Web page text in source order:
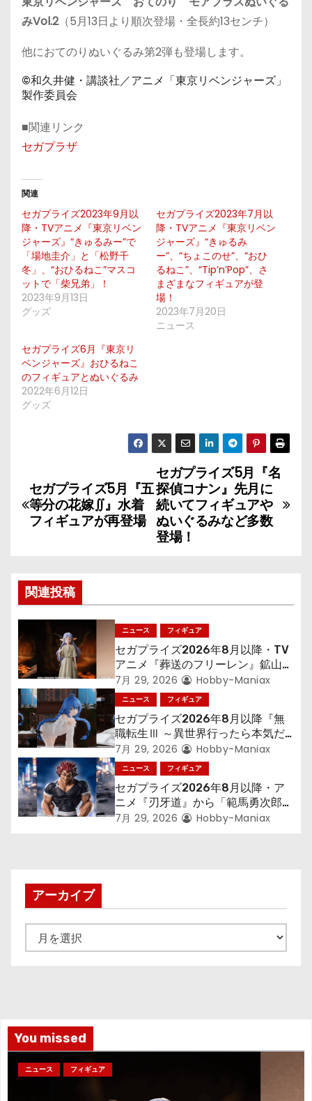
みVol.2（5月13日より順次登場・全長約13センチ）
他におてのりぬいぐるみ第2弾も登場します。
©和久井健・講談社／アニメ「東京リベンジャーズ」
製作委員会
■関連リンク
セガプラザ
関連
セガプライズ2023年9月以
降・TVアニメ『東京リベン
ジャーズ』“きゅるみー”で
「場地圭介」と「松野千
冬」、“おひるねこ”マスコ
ットで「柴兄弟」！
2023年9月13日
グッズ
セガプライズ2023年7月以
降・TVアニメ『東京リベン
ジャーズ』“きゅるみ
ー”、“ちょこのせ”、“おひ
るねこ”、“Tip’n’Pop”、さ
まざまなフィギュアが登
場！
2023年7月20日
ニュース
セガプライズ6月『東京リ
ベンジャーズ』おひるねこ
のフィギュアとぬいぐるみ
2022年6月12日
グッズ
投
稿
ゲ
ー
シ
ョ
ン
セガプライズ5月『名
探偵コナン』先月に
続いてフィギュアや
ぬいぐるみなど多数
登場！
セガプライズ5月『五
等分の花嫁∬』水着
フィギュアが再登場
関連投稿
ニュース フィギュア
セガプライズ2026年8月以降・TV
アニメ『葬送のフリーレン』鉱山で
300年働くことになっっちゃった
「フリーレン」を立体化！
7月 29, 2026 Hobby-Maniax
ニュース フィギュア
セガプライズ2026年8月以降『無
職転生Ⅲ ～異世界行ったら本気だ
す～』から「ロキシー」のフィギュ
アが登場！
7月 29, 2026 Hobby-Maniax
ニュース フィギュア
セガプライズ2026年8月以降・ア
ニメ『刃牙道』から「範馬勇次郎」
が登場ッッ!!
7月 29, 2026 Hobby-Maniax
アーカイブ
ー
You missed
ニュース フィギュア